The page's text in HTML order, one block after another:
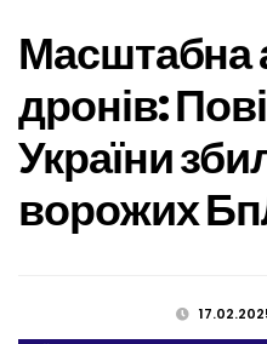
Масштабна
дронів:
України
ворожих